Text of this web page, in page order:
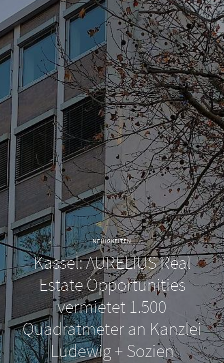
NEUIGKEITEN
Kassel: AURELIUS Real
Estate Opportunities
vermietet 1.500
Quadratmeter an Kanzlei
Ludewig + Sozien